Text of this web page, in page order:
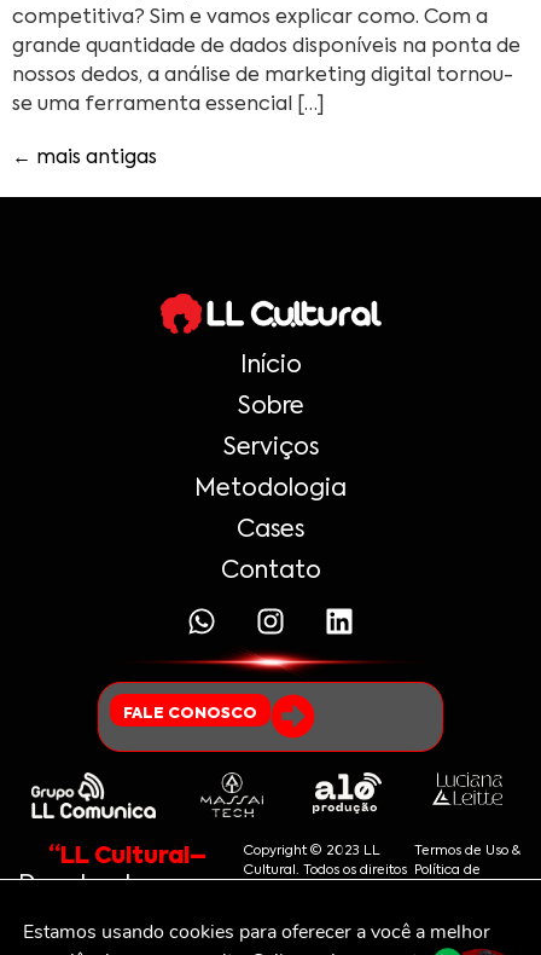
competitiva? Sim e vamos explicar como. Com a
grande quantidade de dados disponíveis na ponta de
nossos dedos, a análise de marketing digital tornou-
se uma ferramenta essencial […]
← mais antigas
Início
Sobre
Serviços
Metodologia
Cases
Contato
FALE CONOSCO
“LL Cultural–
Decolando marcas
Copyright © 2023 LL
Cultural. Todos os direitos
Termos de Uso &
Política de
Estamos usando cookies para oferecer a você a melhor